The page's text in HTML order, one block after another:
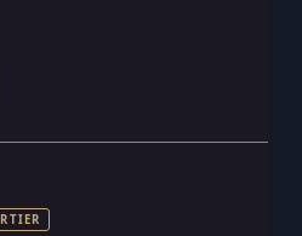
ÖFFNET IN NEUEM TAB)